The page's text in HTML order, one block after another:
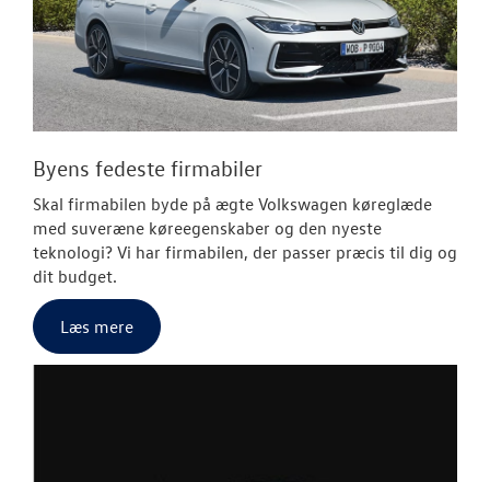
Byens fedeste firmabiler
Skal firmabilen byde på ægte Volkswagen køreglæde
med suveræne køreegenskaber og den nyeste
teknologi? Vi har firmabilen, der passer præcis til dig og
dit budget.
Læs mere